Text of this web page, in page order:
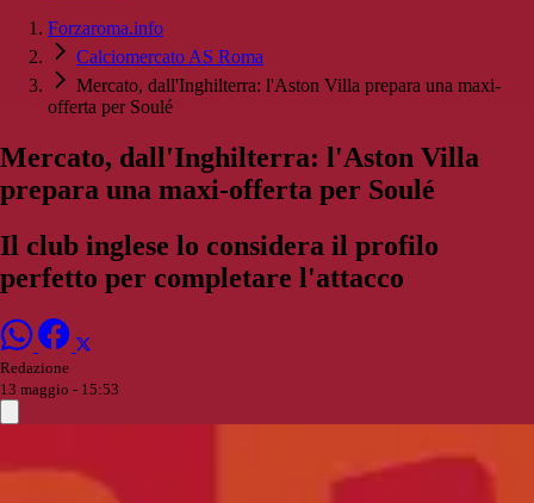
Forzaroma.info
Calciomercato AS Roma
Mercato, dall'Inghilterra: l'Aston Villa prepara una maxi-
offerta per Soulé
Mercato, dall'Inghilterra: l'Aston Villa
prepara una maxi-offerta per Soulé
Il club inglese lo considera il profilo
perfetto per completare l'attacco
Redazione
13 maggio - 15:53